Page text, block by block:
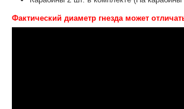
Фактический диаметр гнезда может